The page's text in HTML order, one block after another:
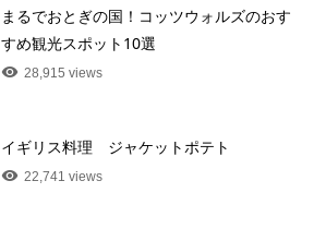
まるでおとぎの国！コッツウォルズのおす
すめ観光スポット10選
28,915 views
イギリス料理 ジャケットポテト
22,741 views